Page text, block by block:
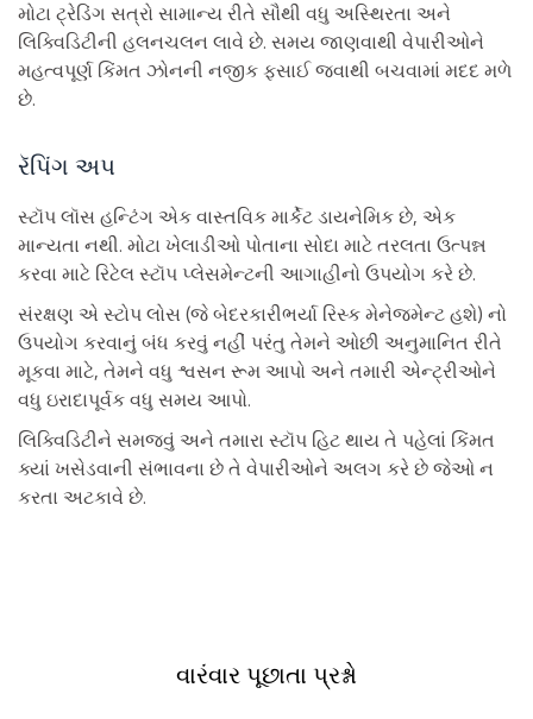
મોટા ટ્રેડિંગ સત્રો સામાન્ય રીતે સૌથી વધુ અસ્થિરતા અને
લિક્વિડિટીની હલનચલન લાવે છે. સમય જાણવાથી વેપારીઓને
મહત્વપૂર્ણ કિંમત ઝોનની નજીક ફસાઈ જવાથી બચવામાં મદદ મળે
છે.
રૅપિંગ અપ
સ્ટૉપ લૉસ હન્ટિંગ એક વાસ્તવિક માર્કેટ ડાયનેમિક છે, એક
માન્યતા નથી. મોટા ખેલાડીઓ પોતાના સોદા માટે તરલતા ઉત્પન્ન
કરવા માટે રિટેલ સ્ટૉપ પ્લેસમેન્ટની આગાહીનો ઉપયોગ કરે છે.
સંરક્ષણ એ સ્ટોપ લોસ (જે બેદરકારીભર્યા રિસ્ક મેનેજમેન્ટ હશે) નો
ઉપયોગ કરવાનું બંધ કરવું નહીં પરંતુ તેમને ઓછી અનુમાનિત રીતે
મૂકવા માટે, તેમને વધુ શ્વસન રૂમ આપો અને તમારી એન્ટ્રીઓને
વધુ ઇરાદાપૂર્વક વધુ સમય આપો.
લિક્વિડિટીને સમજવું અને તમારા સ્ટૉપ હિટ થાય તે પહેલાં કિંમત
ક્યાં ખસેડવાની સંભાવના છે તે વેપારીઓને અલગ કરે છે જેઓ ન
કરતા અટકાવે છે.
વારંવાર પૂછાતા પ્રશ્નો